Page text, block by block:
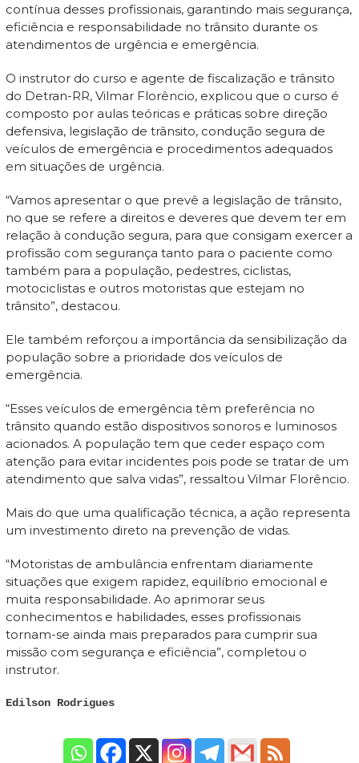
contínua desses profissionais, garantindo mais segurança,
eficiência e responsabilidade no trânsito durante os
atendimentos de urgência e emergência.
O instrutor do curso e agente de fiscalização e trânsito
do Detran-RR, Vilmar Florêncio, explicou que o curso é
composto por aulas teóricas e práticas sobre direção
defensiva, legislação de trânsito, condução segura de
veículos de emergência e procedimentos adequados
em situações de urgência.
“Vamos apresentar o que prevê a legislação de trânsito,
no que se refere a direitos e deveres que devem ter em
relação à condução segura, para que consigam exercer a
profissão com segurança tanto para o paciente como
também para a população, pedestres, ciclistas,
motociclistas e outros motoristas que estejam no
trânsito”, destacou.
Ele também reforçou a importância da sensibilização da
população sobre a prioridade dos veículos de
emergência.
“Esses veículos de emergência têm preferência no
trânsito quando estão dispositivos sonoros e luminosos
acionados. A população tem que ceder espaço com
atenção para evitar incidentes pois pode se tratar de um
atendimento que salva vidas”, ressaltou Vilmar Florêncio.
Mais do que uma qualificação técnica, a ação representa
um investimento direto na prevenção de vidas.
“Motoristas de ambulância enfrentam diariamente
situações que exigem rapidez, equilíbrio emocional e
muita responsabilidade. Ao aprimorar seus
conhecimentos e habilidades, esses profissionais
tornam-se ainda mais preparados para cumprir sua
missão com segurança e eficiência”, completou o
instrutor.
Edilson Rodrigues